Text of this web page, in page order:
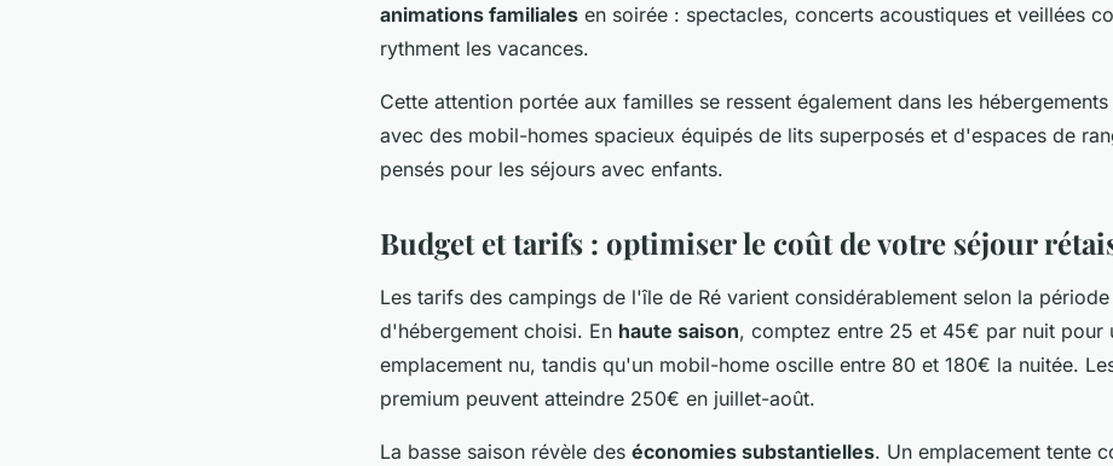
animations familiales en soirée : spectacles, concerts acoustiques et veillées
rythment les vacances.
Cette attention portée aux familles se ressent également dans les
avec des mobil-homes spacieux équipés de lits superposés et d'espaces de
pensés pour les séjours avec enfants.
Budget et tarifs : optimiser le coût de votre séjour
Les tarifs des campings de l'île de Ré varient considérablement selon la
d'hébergement choisi. En haute saison, comptez entre 25 et 45€ par nuit pour
emplacement nu, tandis qu'un mobil-home oscille entre 80 et 180€ la nuitée.
premium peuvent atteindre 250€ en juillet-août.
La basse saison révèle des économies substantielles. Un emplacement tente